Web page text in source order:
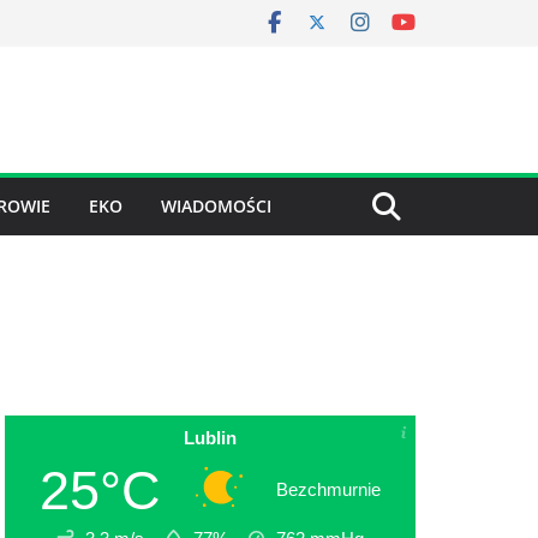
EKO WIADOMOŚCI
Lublin
25°C Bezchmurnie